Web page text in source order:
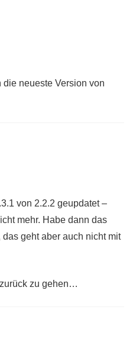
neueste Version von
von 2.2.2 geupdatet –
mehr. Habe dann das
geht aber auch nicht mit
zu gehen…